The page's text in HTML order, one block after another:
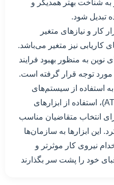
شناخت بهتر همدیگر و
تبدیل شود.
کار و نیازهای متغیر
کاریابی نیز متغیر می‌باشد.
نوین به منظور بهبود فرایند
مورد توجه قرار گرفته است.
استفاده از سیستم‌های
مدیریت روابط با متقاضیان (ATS)، استفاده از ابزارهای
انتخاب متقاضیان مناسب
این ابزارها به سازمان‌ها
نیروی کار موثرتر و
خود را پشت سر بگذارند